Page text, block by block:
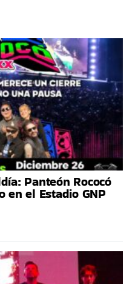
Panteón Rococó
el Estadio GNP